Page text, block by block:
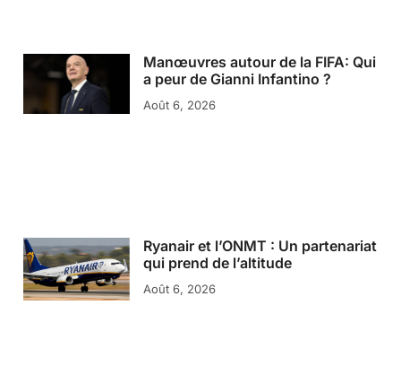
Manœuvres autour de la FIFA: Qui
a peur de Gianni Infantino ?
Août 6, 2026
Ryanair et l’ONMT : Un partenariat
qui prend de l’altitude
Août 6, 2026